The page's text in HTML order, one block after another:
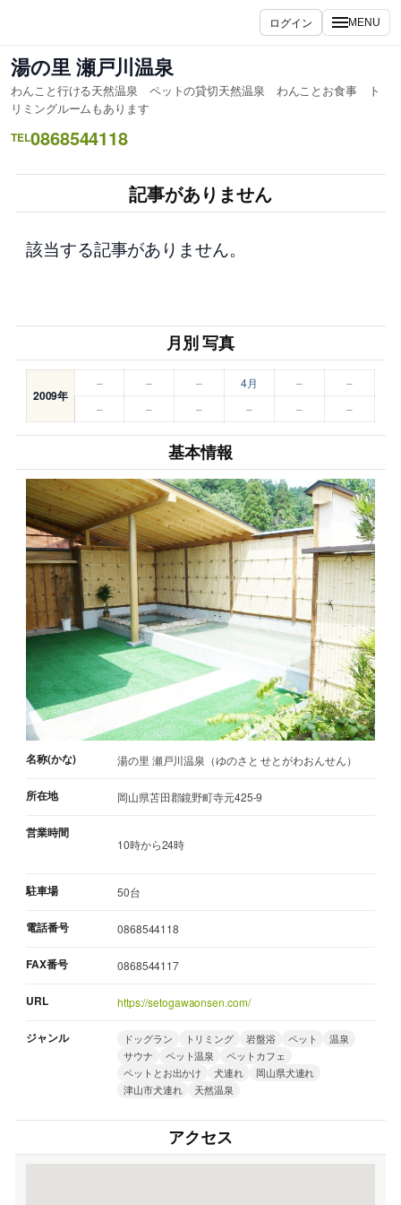
を
ス
キ
ッ
プ
ログイン MENU
湯の里 瀬戸川温泉
わんこと行ける天然温泉 ペットの貸切天然温泉 わんことお食事 ト
リミングルームもあります
TEL0868544118
記事がありません
該当する記事がありません。
月別 写真
2009年
– – – 4月 –
–
–
– – – – –
基本情報
名称(かな) 湯の里 瀬戸川温泉（ゆのさと せとがわおんせん）
所在地 岡山県苫田郡鏡野町寺元425-9
営業時間
10時から24時
駐車場 50台
電話番号 0868544118
FAX番号 0868544117
URL https://setogawaonsen.com/
ジャンル ドッグラン トリミング 岩盤浴 ペット
温泉
サウナ
ペット温泉
ペットカフェ
ペットとお出かけ
犬連れ
岡山県犬連れ
津山市犬連れ
天然温泉
アクセス